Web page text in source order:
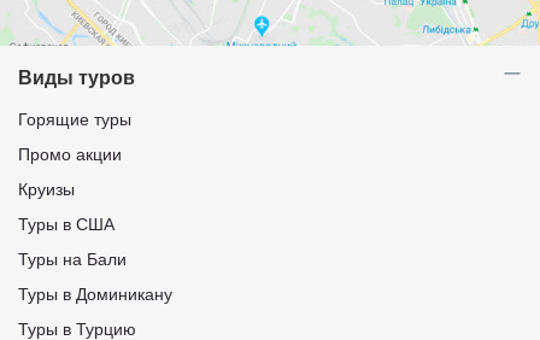
Виды туров
Горящие туры
Промо акции
Круизы
Туры в США
Туры на Бали
Туры в Доминикану
Туры в Турцию